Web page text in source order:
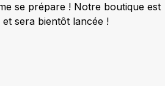
se prépare ! Notre boutique est
sera bientôt lancée !